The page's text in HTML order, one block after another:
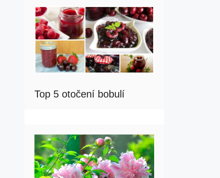
Top 5 otočení bobulí